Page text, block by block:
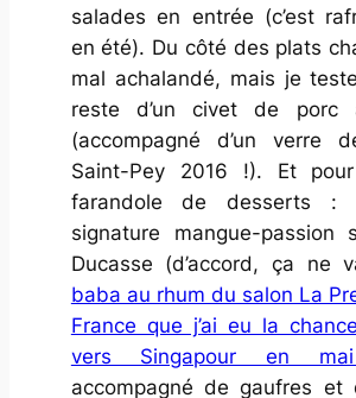
salades en entrée (c’est
en été). Du côté des plats
mal achalandé, mais je
reste d’un civet de porc
(accompagné d’un verre
Saint-Pey 2016 !). Et
farandole de desserts :
signature mangue-passion
Ducasse (d’accord, ça ne
baba au rhum du salon La
France que j’ai eu la
vers Singapour en
accompagné de gaufres et